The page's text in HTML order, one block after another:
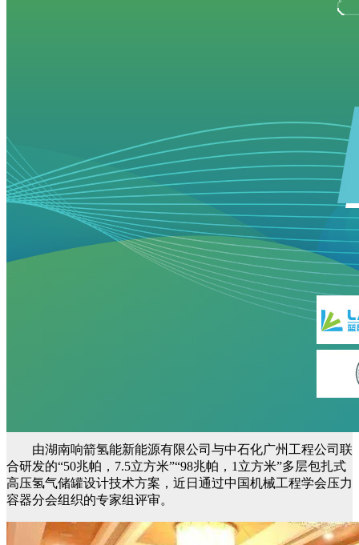
由湖南响箭氢能新能源有限公司与中石化广州工程公司联
合研发的“50兆帕，7.5立方米”“98兆帕，1立方米”多层包扎式
高压氢气储罐设计技术方案，近日通过中国机械工程学会压力
容器分会组织的专家组评审。